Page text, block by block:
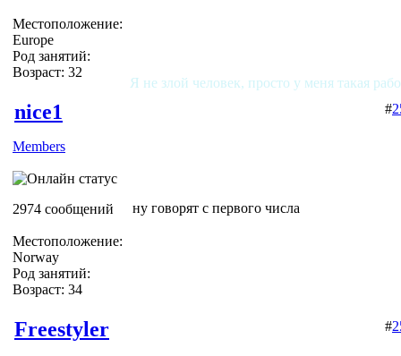
Местоположение:
Europe
Род занятий:
Возраст: 32
Я не злой человек, просто у меня такая
nice1
Members
2974 сообщений
Местоположение:
Norway
Род занятий:
Возраст: 34
#
ну говорят с первого числа
Freestyler #